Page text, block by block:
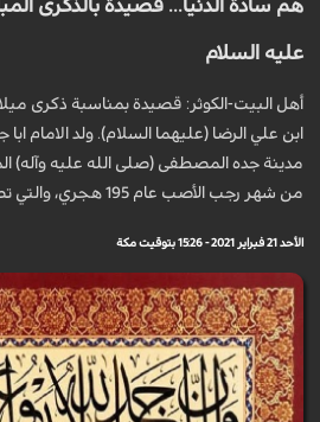
هم سادة الدنيا... قصيدة بالذكرى
عليه السلام
أهل البيت-الكوثر: قصيدة بمناسبة ذكرى
ابن علي الرضا (عليهما السلام). ولد الامام
مدينة جده المصطفى (صلى الله عليه وآله)
من شهر رجب الأصب عام 195 هجري، والتي تصادف يوم غد الأثنين .
الأحد 21 فبراير 2021 - 15:26 بتوقيت مكة